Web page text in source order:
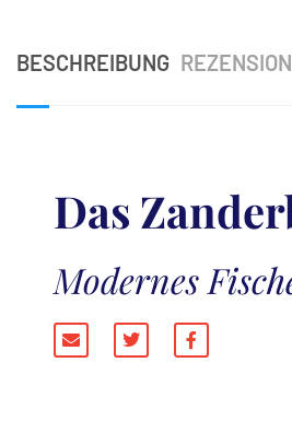
BESCHREIBUNG
Das
Modernes